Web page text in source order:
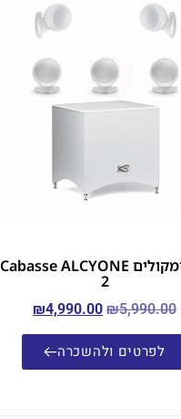
סט רמקולים Cabasse ALCYONE
2
₪5,990.00
₪4,990.00
לפרטים ולהשכרה